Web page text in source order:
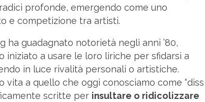
radici profonde, emergendo come uno
e competizione tra artisti.
ha guadagnato notorietà negli anni ’80,
iniziato a usare le loro liriche per sfidarsi a
in luce rivalità personali o artistiche.
vita a quello che oggi conosciamo come “diss
scritte per insultare o ridicolizzare